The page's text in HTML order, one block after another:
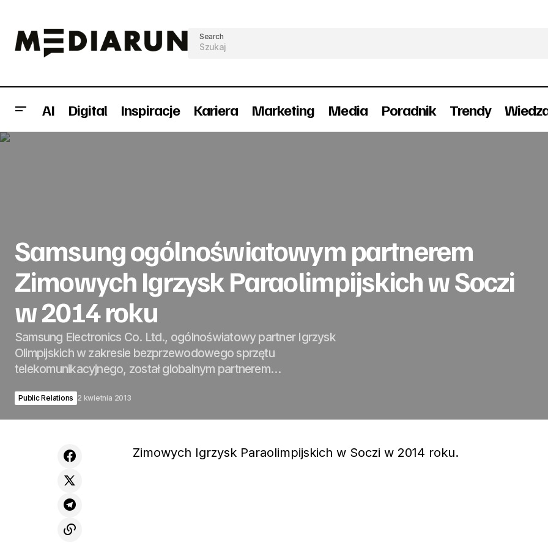
Search
AI Digital Inspiracje Kariera Marketing Media Poradnik Trendy
Samsung ogólnoświatowym partnerem
Zimowych Igrzysk Paraolimpijskich w Soczi
w 2014 roku
Samsung Electronics Co. Ltd., ogólnoświatowy partner Igrzysk
Olimpijskich w zakresie bezprzewodowego sprzętu
telekomunikacyjnego, został globalnym partnerem…
Public Relations 2 kwietnia 2013
Zimowych Igrzysk Paraolimpijskich w Soczi w 2014 roku.